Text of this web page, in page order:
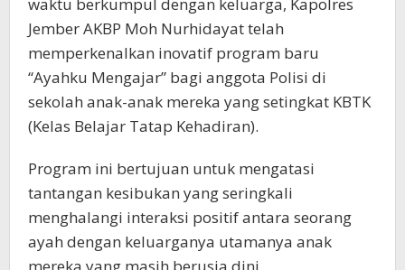
Jember AKBP Moh Nurhidayat telah
memperkenalkan inovatif program baru
“Ayahku Mengajar” bagi anggota Polisi di
sekolah anak-anak mereka yang setingkat KBTK
(Kelas Belajar Tatap Kehadiran).
Program ini bertujuan untuk mengatasi
tantangan kesibukan yang seringkali
menghalangi interaksi positif antara seorang
ayah dengan keluarganya utamanya anak